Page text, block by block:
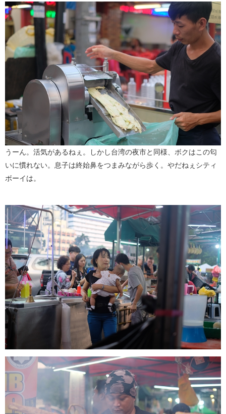
うーん。活気があるねぇ。しかし台湾の夜市と同様、ボクはこの匂
いに慣れない。息子は終始鼻をつまみながら歩く。やだねぇシティ
ボーイは。